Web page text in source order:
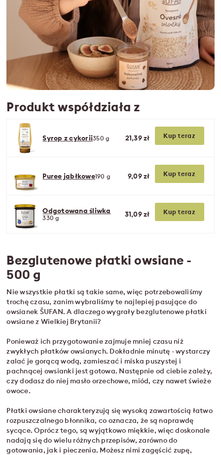
Produkt współdziała z
Syrop z cykorii350 g 21,39 zł Kup teraz
Puree jabłkowe190 g 9,09 zł Kup teraz
Odgotowana śliwka
330 g 31,09 zł Kup teraz
Bezglutenowe płatki owsiane -
500 g
Nie wszystkie płatki są takie same, więc potrzebowaliśmy
trochę czasu, zanim wybraliśmy te najlepiej pasujące do
owsianek ŠUFAN. A dlaczego wygrały bezglutenowe płatki
owsiane z Wielkiej Brytanii?
Ponieważ ich przygotowanie zajmuje mniej czasu niż
zwykłych płatków owsianych. Dokładnie minutę - wystarczy
zalać je gorącą wodą, zamieszać i miska puszystej i
pachnącej owsianki jest gotowa. Następnie od ciebie zależy,
czy dodasz do niej masło orzechowe, miód, czy nawet świeże
owoce.
Płatki owsiane charakteryzują się wysoką zawartością łatwo
rozpuszczalnego błonnika, co oznacza, że są naprawdę
sycące. Oprócz tego, są wyjątkowo miękkie, więc doskonale
nadają się do wielu różnych przepisów, zarówno do
gotowania, jak i pieczenia. Możesz nimi zagęścić zupę,